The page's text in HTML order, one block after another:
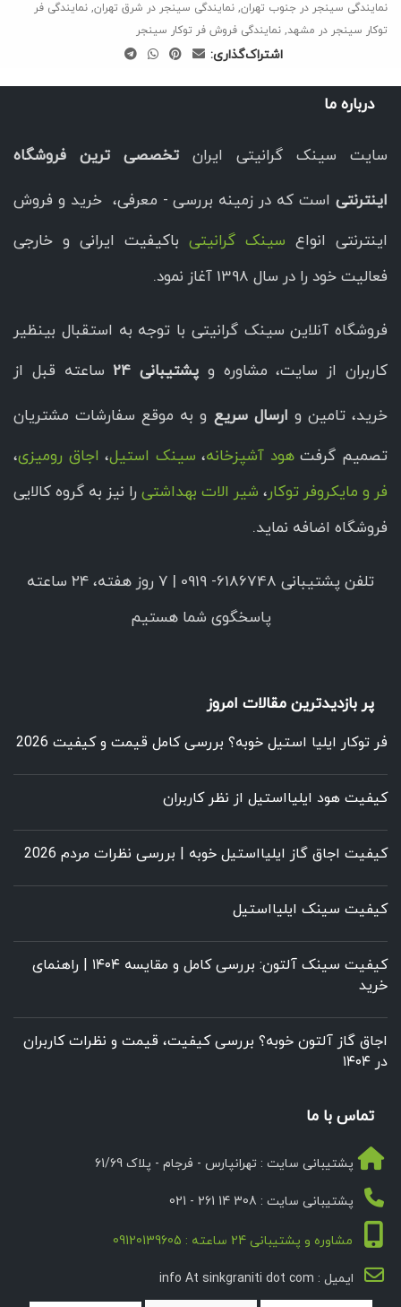
نمایندگی سینجر در جنوب تهران, نمایندگی سینجر در شرق تهران, نمایندگی فر
توکار سینجر در مشهد, نمایندگی فروش فر توکار سینجر
اشتراک‌گذاری:
درباره ما
سایت سینک گرانیتی ایرانتخصصی ترین فروشگاه
اینترنتی است که در زمینه بررسی - معرفی، خرید و فروش
اینترنتی انواع سینک گرانیتی باکیفیت ایرانی و خارجی
فعالیت خود را در سال 1398 آغاز نمود.
فروشگاه آنلاین سینک گرانیتی با توجه به استقبال بینظیر
کاربران از سایت، مشاوره وپشتیبانی 24 ساعته قبل از
خرید، تامین و ارسال سریع و به موقع سفارشات مشتریان
تصمیم گرفتهود آشپزخانه، سینک استیل، اجاق رومیزی،
فر و مایکروفر توکار، شیر الات بهداشتی را نیز به گروه کالایی
فروشگاه اضافه نماید.
تلفن پشتیبانی 6186748- 0919 | ۷ روز هفته، ۲۴ ساعته
پاسخگوی شما هستیم
پر بازدیدترین مقالات امروز
فر توکار ایلیا استیل خوبه؟ بررسی کامل قیمت و کیفیت 2026
کیفیت هود ایلیااستیل از نظر کاربران
کیفیت اجاق گاز ایلیااستیل خوبه | بررسی نظرات مردم 2026
کیفیت سینک ایلیااستیل
کیفیت سینک آلتون: بررسی کامل و مقایسه ۱۴۰۴ | راهنمای
خرید
اجاق گاز آلتون خوبه؟ بررسی کیفیت، قیمت و نظرات کاربران
در ۱۴۰۴
تماس با ما
پشتیبانی سایت : تهرانپارس - فرجام - پلاک 61/69
پشتیبانی سایت : 308 14 261 - 021
مشاوره و پشتیبانی 24 ساعته : 09120139605
ایمیل : info At sinkgraniti dot com